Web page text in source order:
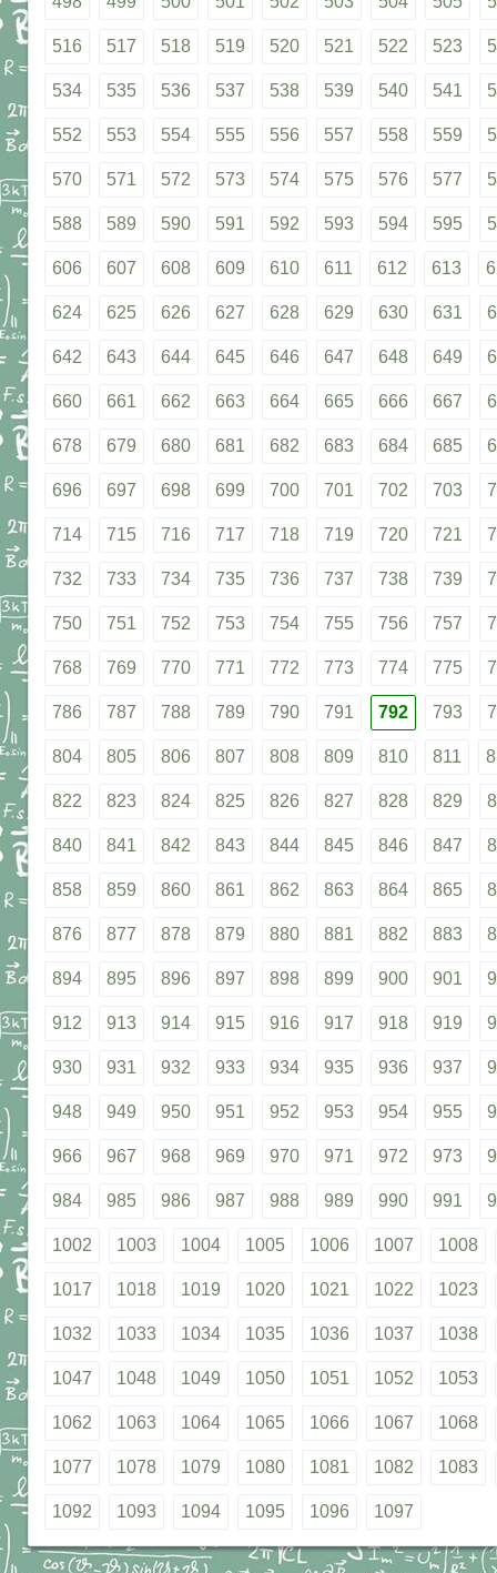
516 517 518 519 520 521 522 523
534 535 536 537 538 539 540 541
552 553 554 555 556 557 558 559
570 571 572 573 574 575 576 577
588 589 590 591 592 593 594 595
606 607 608 609 610 611 612 613
624 625 626 627 628 629 630 631
642 643 644 645 646 647 648 649
660 661 662 663 664 665 666 667
678 679 680 681 682 683 684 685
696 697 698 699 700 701 702 703
714 715 716 717 718 719 720 721
732 733 734 735 736 737 738 739
750 751 752 753 754 755 756 757
768 769 770 771 772 773 774 775
786 787 788 789 790 791 792 793
804 805 806 807 808 809 810 811
822 823 824 825 826 827 828 829
840 841 842 843 844 845 846 847
858 859 860 861 862 863 864 865
876 877 878 879 880 881 882 883
894 895 896 897 898 899 900 901
912 913 914 915 916 917 918 919
930 931 932 933 934 935 936 937
948 949 950 951 952 953 954 955
966 967 968 969 970 971 972 973
984 985 986 987 988 989 990 991
1002 1003 1004 1005 1006 1007 1008
1017 1018 1019 1020 1021 1022 1023
1032 1033 1034 1035 1036 1037 1038
1047 1048 1049 1050 1051 1052 1053
1062 1063 1064 1065 1066 1067 1068
1077 1078 1079 1080 1081 1082 1083
1092 1093 1094 1095 1096 1097